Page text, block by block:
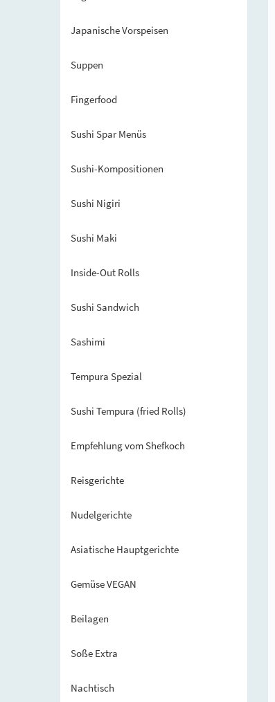
Japanische Vorspeisen
Suppen
Fingerfood
Sushi Spar Menüs
Sushi-Kompositionen
Sushi Nigiri
Sushi Maki
Inside-Out Rolls
Sushi Sandwich
Sashimi
Tempura Spezial
Sushi Tempura (fried Rolls)
Empfehlung vom Shefkoch
Reisgerichte
Nudelgerichte
Asiatische Hauptgerichte
Gemüse VEGAN
Beilagen
Soße Extra
Nachtisch